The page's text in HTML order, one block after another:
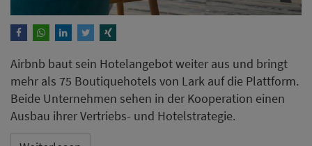
Airbnb baut sein Hotelangebot weiter aus und bringt
mehr als 75 Boutiquehotels von Lark auf die Plattform.
Beide Unternehmen sehen in der Kooperation einen
Ausbau ihrer Vertriebs- und Hotelstrategie.